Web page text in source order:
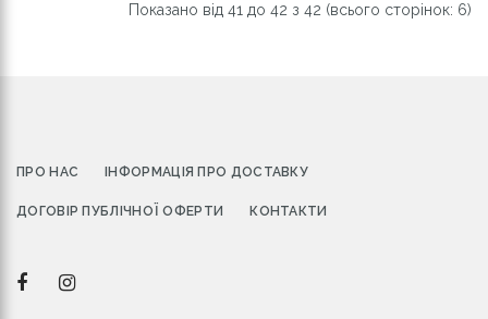
Показано від 41 до 42 з 42 (всього сторінок: 6)
ПРО НАС ІНФОРМАЦІЯ ПРО ДОСТАВКУ
ДОГОВІР ПУБЛІЧНОЇ ОФЕРТИ КОНТАКТИ